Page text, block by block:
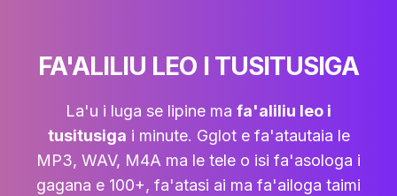
FA'ALILIU LEO I TUSITUSIGA
La'u i luga se lipine ma fa'aliliu leo i
tusitusiga i minute. Gglot e fa'atautaia le
MP3, WAV, M4A ma le tele o isi fa'asologa i
gagana e 100+, fa'atasi ai ma fa'ailoga taimi